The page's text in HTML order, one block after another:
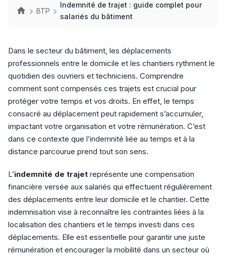
BTP
Indemnité de trajet : guide complet pour
salariés du bâtiment
Dans le secteur du bâtiment, les déplacements
professionnels entre le domicile et les chantiers rythment le
quotidien des ouvriers et techniciens. Comprendre
comment sont compensés ces trajets est crucial pour
protéger votre temps et vos droits. En effet, le temps
consacré au déplacement peut rapidement s’accumuler,
impactant votre organisation et votre rémunération. C’est
dans ce contexte que l’indemnité liée au temps et à la
distance parcourue prend tout son sens.
L’indemnité de trajet représente une compensation
financière versée aux salariés qui effectuent régulièrement
des déplacements entre leur domicile et le chantier. Cette
indemnisation vise à reconnaître les contraintes liées à la
localisation des chantiers et le temps investi dans ces
déplacements. Elle est essentielle pour garantir une juste
rémunération et encourager la mobilité dans un secteur où